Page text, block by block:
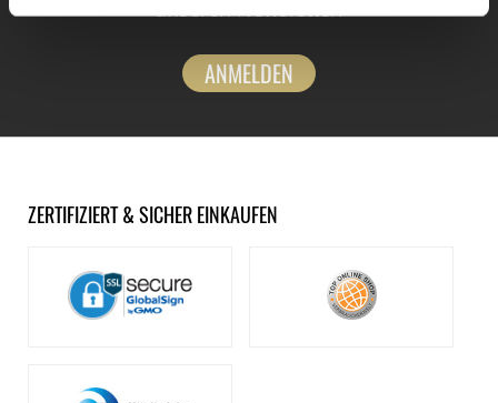
ANMELDEN
ZERTIFIZIERT & SICHER EINKAUFEN